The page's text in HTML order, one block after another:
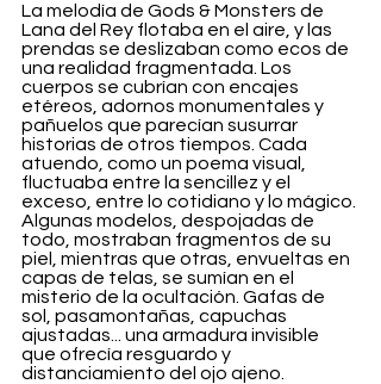
La melodía de Gods & Monsters de
Lana del Rey flotaba en el aire, y las
prendas se deslizaban como ecos de
una realidad fragmentada. Los
cuerpos se cubrían con encajes
etéreos, adornos monumentales y
pañuelos que parecían susurrar
historias de otros tiempos. Cada
atuendo, como un poema visual,
fluctuaba entre la sencillez y el
exceso, entre lo cotidiano y lo mágico.
Algunas modelos, despojadas de
todo, mostraban fragmentos de su
piel, mientras que otras, envueltas en
capas de telas, se sumían en el
misterio de la ocultación. Gafas de
sol, pasamontañas, capuchas
ajustadas... una armadura invisible
que ofrecía resguardo y
distanciamiento del ojo ajeno.